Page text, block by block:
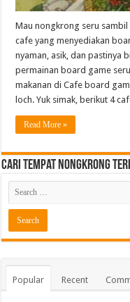
Mau nongkrong seru
cafe yang menyediakan
nyaman, asik, dan pastinya
permainan board game
makanan di Cafe board
loch. Yuk simak, berikut 4
Read More »
Cari Tempat Nongkrong
Popular Recent